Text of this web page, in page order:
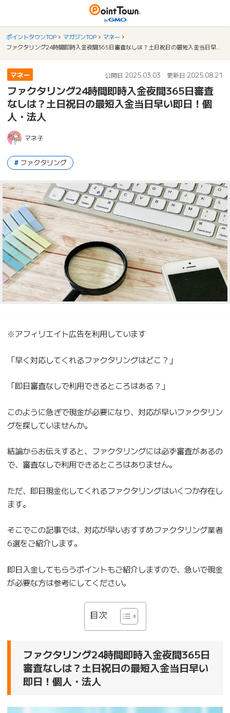
ポイントタウンTOP マガジンTOP
マネー
マネー 公開日:2025.03.03 更新日:2025.08.21
ファクタリング24時間即時入金夜間365日審査
なしは？土日祝日の最短入金当日早い即日！個
人・法人
マネ子
ファクタリング
※アフィリエイト広告を利用しています
「早く対応してくれるファクタリングはどこ？」
「即日審査なしで利用できるところはある？」
このように急ぎで現金が必要になり、対応が早いファクタリン
グを探していませんか。
結論からお伝えすると、ファクタリングには必ず審査があるの
で、審査なしで利用できるところはありません。
ただ、即日現金化してくれるファクタリングはいくつか存在し
ます。
そこでこの記事では、対応が早いおすすめファクタリング業者
6選をご紹介します。
即日入金してもらうポイントもご紹介しますので、急いで現金
が必要な方は参考にしてください。
目次
ファクタリング24時間即時入金夜間365日
審査なしは？土日祝日の最短入金当日早い
即日！個人・法人